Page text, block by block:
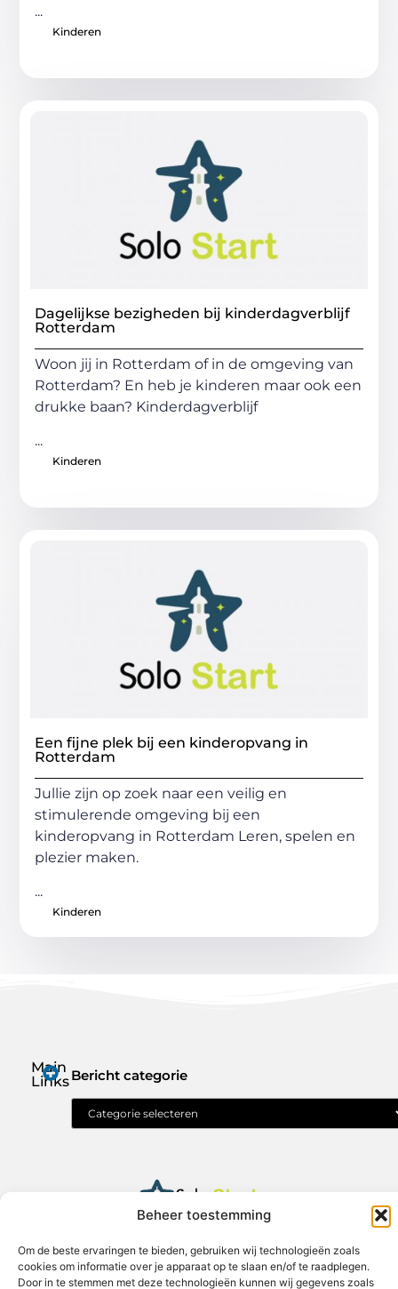
Beheer toestemming
Om de beste ervaringen te bieden, gebruiken wij technologieën zoals
cookies om informatie over je apparaat op te slaan en/of te raadplegen.
Door in te stemmen met deze technologieën kunnen wij gegevens zoals
...
Kinderen
Dagelijkse bezigheden bij kinderdagverblijf
Rotterdam
Woon jij in Rotterdam of in de omgeving van
Rotterdam? En heb je kinderen maar ook een
drukke baan? Kinderdagverblijf
...
Kinderen
Een fijne plek bij een kinderopvang in
Rotterdam
Jullie zijn op zoek naar een veilig en
stimulerende omgeving bij een
kinderopvang in Rotterdam Leren, spelen en
plezier maken.
...
Kinderen
Main
LinksBericht categorie
inspirerende verhalen.
Ontdek blogs en artikelen over alles wat het dagelijks leven boeiend